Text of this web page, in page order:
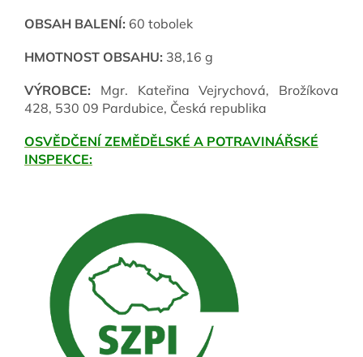
OBSAH BALENÍ: 60 tobolek
HMOTNOST OBSAHU: 38,16 g
VÝROBCE: Mgr. Kateřina Vejrychová, Brožíkova
428, 530 09 Pardubice, Česká republika
OSVĚDČENÍ ZEMĚDĚLSKÉ A POTRAVINÁŘSKÉ
INSPEKCE: